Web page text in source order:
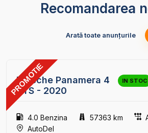
Recomandarea
Arată toate anunțurile
PROMOTIE
42
IN STOC
Porsche Panamera 4
GTS - 2020
4.0 Benzina 57363 km
AutoDel